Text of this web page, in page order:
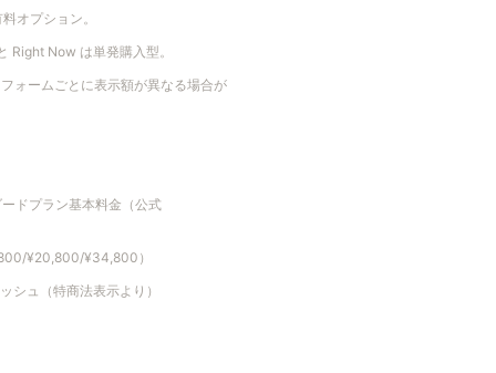
オプション。
Right Now は単発購入型。
ォームごとに表示額が異なる場合が
ドプラン基本料金（公式
¥20,800/¥34,800）
シュ（特商法表示より）